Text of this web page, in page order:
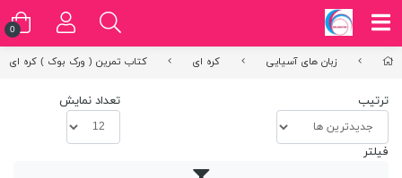
زبان های آسیایی کره ای کتاب تمرین ( ورک بوک ) کره ای
ترتیب تعداد نمایش
فیلتر
0